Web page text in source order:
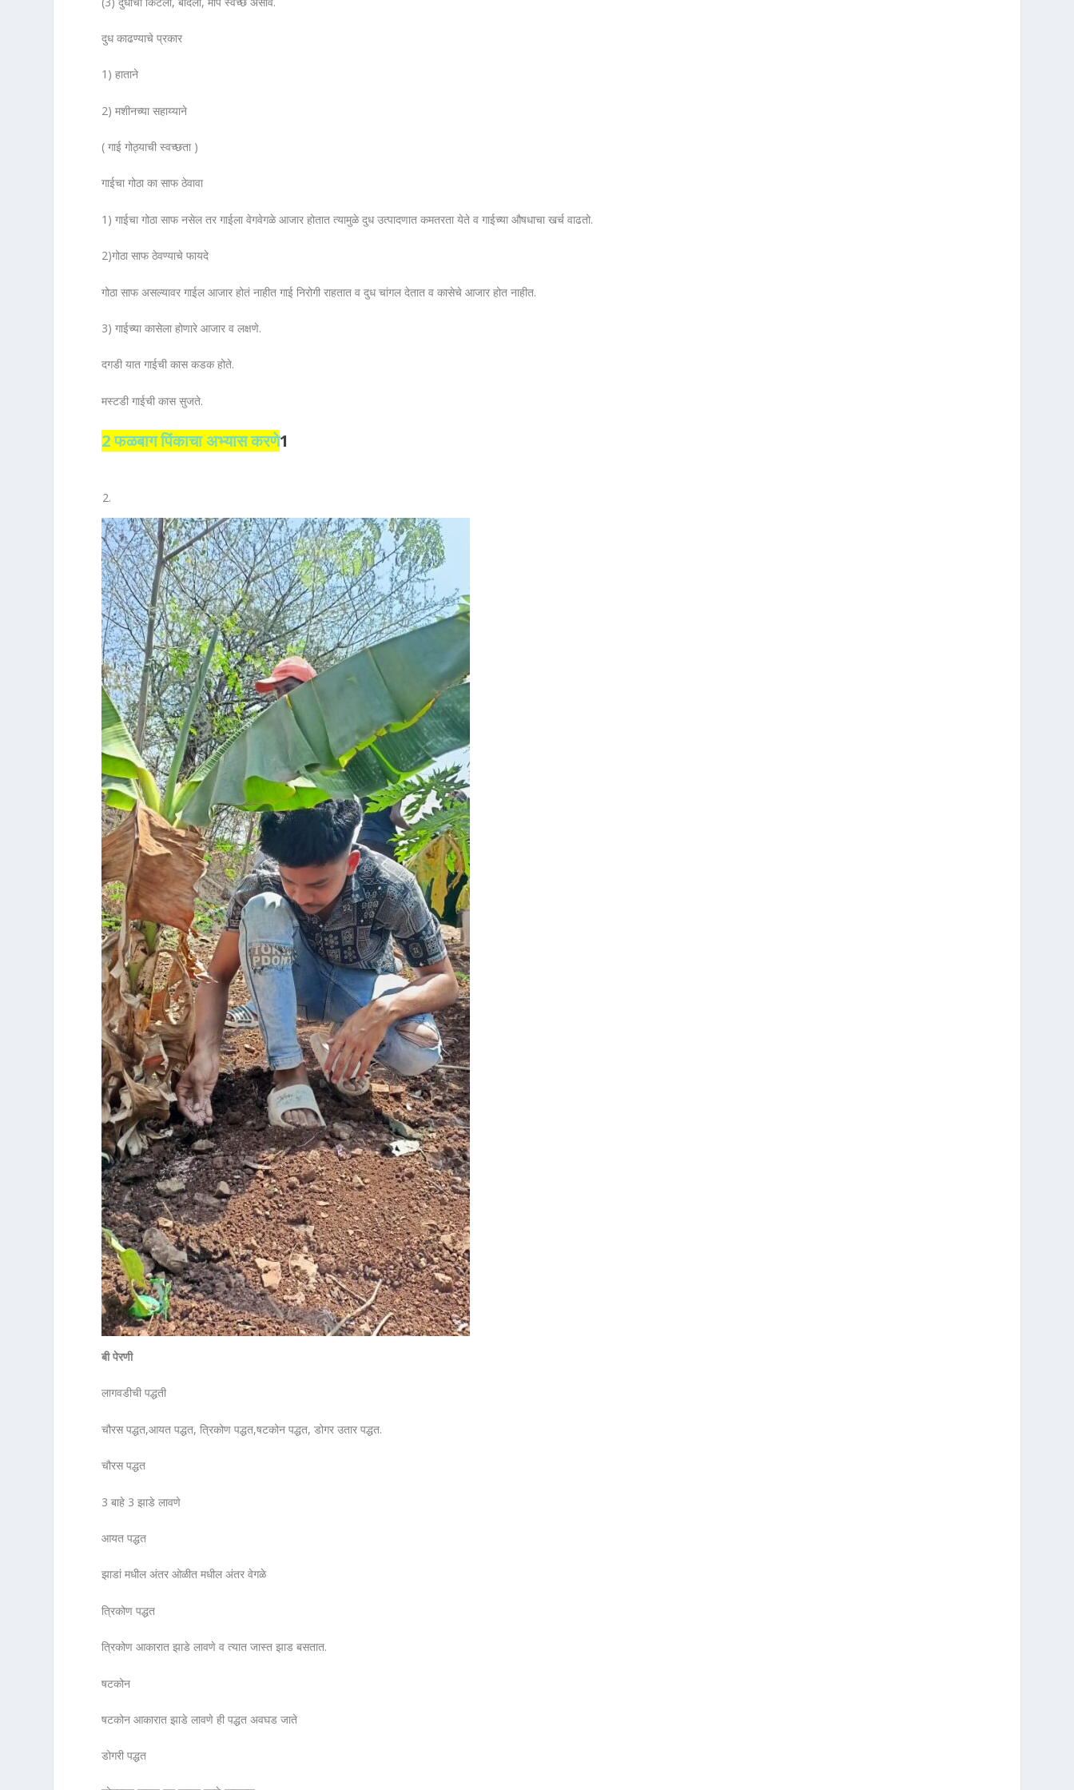
दुध काढण्याचे प्रकार
1) हाताने
2) मशीनच्या सहाय्याने
( गाई गोठ्याची स्वच्छता )
गाईचा गोठा का साफ ठेवावा
1) गाईचा गोठा साफ नसेल तर गाईला वेगवेगळे आजार होतात त्यामुळे दुध उत्पादणात कमतरता येते व गाईच्या औषधाचा खर्च वाढतो.
2)गोठा साफ ठेवण्याचे फायदे
गोठा साफ असल्यावर गाईल आजार होतं नाहीत गाई निरोगी राहतात व दुध चांगल देतात व कासेचे आजार होत नाहीत.
3) गाईच्या कासेला होणारे आजार व लक्षणे.
दगडी यात गाईची कास कडक होते.
मस्टडी गाईची कास सुजते.
2 फळबाग पिंकाचा अभ्यास करणे1
बी पेरणी
लागवडीची पद्धती
चौरस पद्धत,आयत पद्धत, त्रिकोण पद्धत,षटकोन पद्धत, डोगर उतार पद्धत.
चौरस पद्धत
3 बाहे 3 झाडे लावणे
आयत पद्धत
झाडां मधील अंतर ओळीत मधील अंतर वेगळे
त्रिकोण पद्धत
त्रिकोण आकारात झाडे लावणे व त्यात जास्त झाड बसतात.
षटकोन
षटकोन आकारात झाडे लावणे ही पद्धत अवघड जाते
डोगरी पद्धत